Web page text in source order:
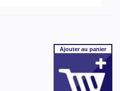
Ajouterau panier